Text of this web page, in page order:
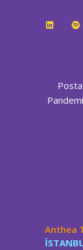
LinkedIn
Anthea